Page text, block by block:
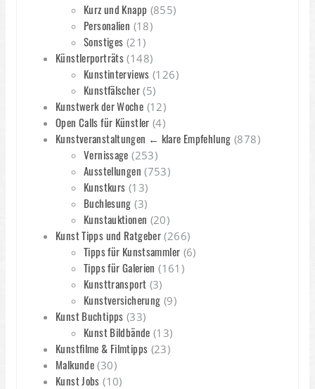
Kurz und Knapp (855)
Personalien (18)
Sonstiges (21)
Künstlerporträts (148)
Kunstinterviews (126)
Kunstfälscher(5)
Kunstwerk der Woche (12)
Open Calls für Künstler (4)
Kunstveranstaltungen ← klare Empfehlung (878)
Vernissage (253)
Ausstellungen (753)
Kunstkurs (13)
Buchlesung (3)
Kunstauktionen (20)
Kunst Tipps und Ratgeber (266)
Tipps für Kunstsammler (6)
Tipps für Galerien (161)
Kunsttransport (3)
Kunstversicherung (9)
Kunst Buchtipps (33)
Kunst Bildbände (13)
Kunstfilme & Filmtipps (23)
Malkunde (30)
Kunst Jobs (10)